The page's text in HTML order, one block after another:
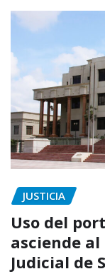
JUSTICIA
Uso del
asciende
Judicial de